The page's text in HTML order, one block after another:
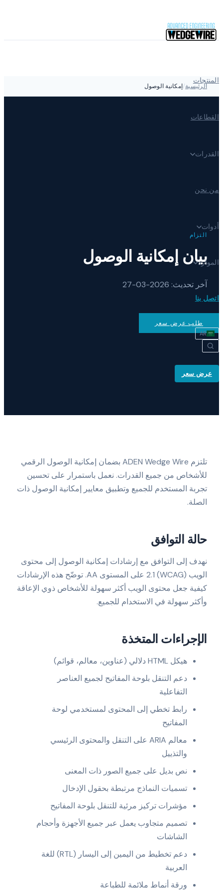
المنتجات
القطاعات
القدرات
من نحن
أدوات
الموارد
اتصل بنا
طلب عرض سعر
AR
عرض سعر
الرئيسية/إمكانية الوصول
التزام
بيان إمكانية الوصول
آخر تحديث: 2026-03-27
تلتزم ADEN Wedge Wire بضمان إمكانية الوصول الرقمي
للأشخاص من جميع القدرات. نعمل باستمرار على تحسين
تجربة المستخدم للجميع وتطبيق معايير إمكانية الوصول ذات
الصلة.
حالة التوافق
نهدف إلى التوافق مع إرشادات إمكانية الوصول إلى محتوى
الويب (WCAG) 2.1 على المستوى AA. توضّح هذه الإرشادات
كيفية جعل محتوى الويب أكثر سهولة للأشخاص ذوي الإعاقة
وأكثر سهولة في الاستخدام للجميع.
الإجراءات المتخذة
هيكل HTML دلالي (عناوين، معالم، قوائم)
دعم التنقل بلوحة المفاتيح لجميع العناصر
التفاعلية
رابط تخطي إلى المحتوى لمستخدمي لوحة
المفاتيح
معالم ARIA على التنقل والمحتوى الرئيسي
والتذييل
نص بديل على جميع الصور ذات المعنى
تسميات النماذج مرتبطة بحقول الإدخال
مؤشرات تركيز مرئية للتنقل بلوحة المفاتيح
تصميم متجاوب يعمل عبر جميع الأجهزة وأحجام
الشاشات
دعم تخطيط من اليمين إلى اليسار (RTL) للغة
العربية
ورقة أنماط ملائمة للطباعة